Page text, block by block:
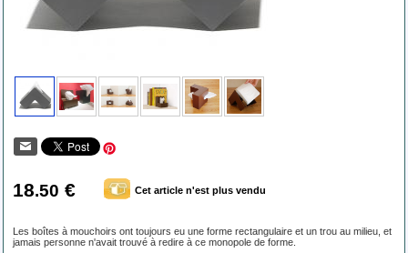
18.50 € Cet article n'est plus vendu
Les boîtes à mouchoirs ont toujours eu une forme rectangulaire et un trou au milieu, et
jamais personne n'avait trouvé à redire à ce monopole de forme.